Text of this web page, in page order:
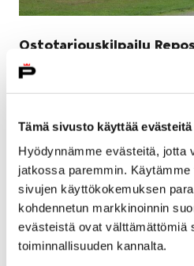
Tämä sivusto käyttää evästeitä
Hyödynnämme evästeitä, jotta
jatkossa paremmin.
sivujen käyttökokemuksen
kohdennetun markkinoinnin
evästeistä ovat välttämättömiä
toiminnallisuuden kannalta.
Ostotarjouskilpailu
9 huhtikuun, 2018
Kaupunki myy avoimen
Repolinnana tunnetun entisen
ympäristöntutkimuskeskuksen